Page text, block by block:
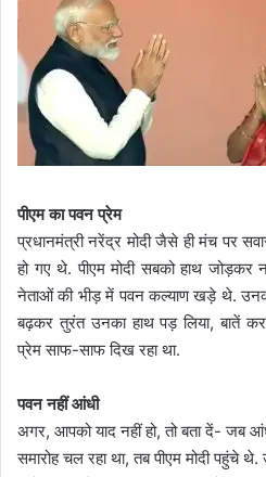
पीएम का पवन प्रेम
प्रधानमंत्री नरेंद्र मोदी जैसे ही मंच पर
हो गए थे. पीएम मोदी सबको हाथ
नेताओं की भीड़ में पवन कल्याण खड़े थे.
बढ़कर तुरंत उनका हाथ पड़ लिया, बातें
प्रेम साफ-साफ दिख रहा था.
पवन नहीं आंधी
अगर, आपको याद नहीं हो, तो बता दें- जब
समारोह चल रहा था, तब पीएम मोदी पहुंचे